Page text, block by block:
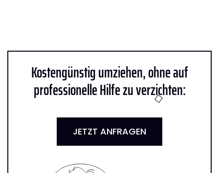
Kostengünstig umziehen, ohne auf
professionelle Hilfe zu verzichten:
JETZT ANFRAGEN